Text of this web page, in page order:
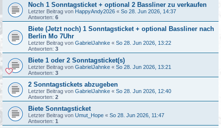
Noch 1 Sonntagsticket + optional 2 Bassliner zu verkaufen
Letzter Beitrag von HappyAndy2026 « So 28. Jun 2026, 14:37
Antworten: 6
Biete (Jetzt noch) 1 Sonntagsticket + optional Bassliner nach
Berlin Mo 7Uhr
Letzter Beitrag von GabrielJahnke « So 28. Jun 2026, 13:22
Antworten: 3
Biete 1 oder 2 Sonntagsticket(s)
Letzter Beitrag von GabrielJahnke « So 28. Jun 2026, 13:21
Antworten: 3
2 Sonntagstickets abzugeben
Letzter Beitrag von GabrielJahnke « So 28. Jun 2026, 12:40
Antworten: 2
Biete Sonntagsticket
Letzter Beitrag von Umut_Hope « So 28. Jun 2026, 11:47
Antworten: 1